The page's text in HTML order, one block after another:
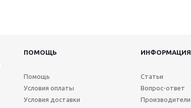
ПОМОЩЬ
ИНФОРМАЦИЯ
Помощь
Условия оплаты
Условия доставки
Статьи
Вопрос-ответ
Производители